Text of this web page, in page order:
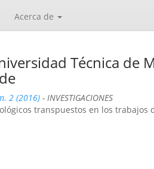
Acerca de
Técnica de
2 (2016) - INVESTIGACIONES
transpuestos en los trabajos